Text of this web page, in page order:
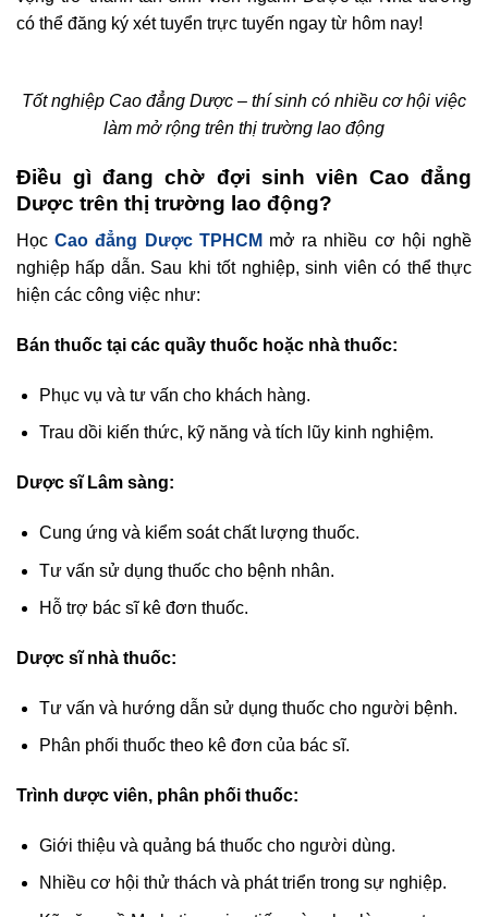
có thể đăng ký xét tuyển trực tuyến ngay từ hôm nay!
Tốt nghiệp Cao đẳng Dược – thí sinh có nhiều cơ hội việc
làm mở rộng trên thị trường lao động
Điều gì đang chờ đợi sinh viên Cao đẳng
Dược trên thị trường lao động?
HọcCao đẳng Dược TPHCM mở ra nhiều cơ hội nghề
nghiệp hấp dẫn. Sau khi tốt nghiệp, sinh viên có thể thực
hiện các công việc như:
Bán thuốc tại các quầy thuốc hoặc nhà thuốc:
Phục vụ và tư vấn cho khách hàng.
Trau dồi kiến thức, kỹ năng và tích lũy kinh nghiệm.
Dược sĩ Lâm sàng:
Cung ứng và kiểm soát chất lượng thuốc.
Tư vấn sử dụng thuốc cho bệnh nhân.
Hỗ trợ bác sĩ kê đơn thuốc.
Dược sĩ nhà thuốc:
Tư vấn và hướng dẫn sử dụng thuốc cho người bệnh.
Phân phối thuốc theo kê đơn của bác sĩ.
Trình dược viên, phân phối thuốc:
Giới thiệu và quảng bá thuốc cho người dùng.
Nhiều cơ hội thử thách và phát triển trong sự nghiệp.